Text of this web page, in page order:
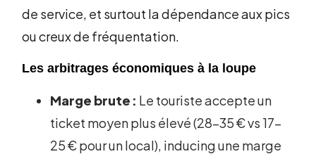
de service, et surtout la dépendance aux pics
ou creux de fréquentation.
Les arbitrages économiques à la loupe
Marge brute : Le touriste accepte un
ticket moyen plus élevé (28–35 € vs 17–
25 € pour un local), inducing une marge